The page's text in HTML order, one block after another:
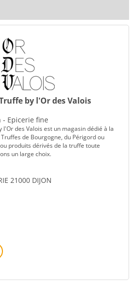
by l'Or des Valois
Epicerie fine
l'Or des Valois est un magasin dédié à la
de Bourgogne, du Périgord ou
produits dérivés de la truffe toute
un large choix.
21000 DIJON